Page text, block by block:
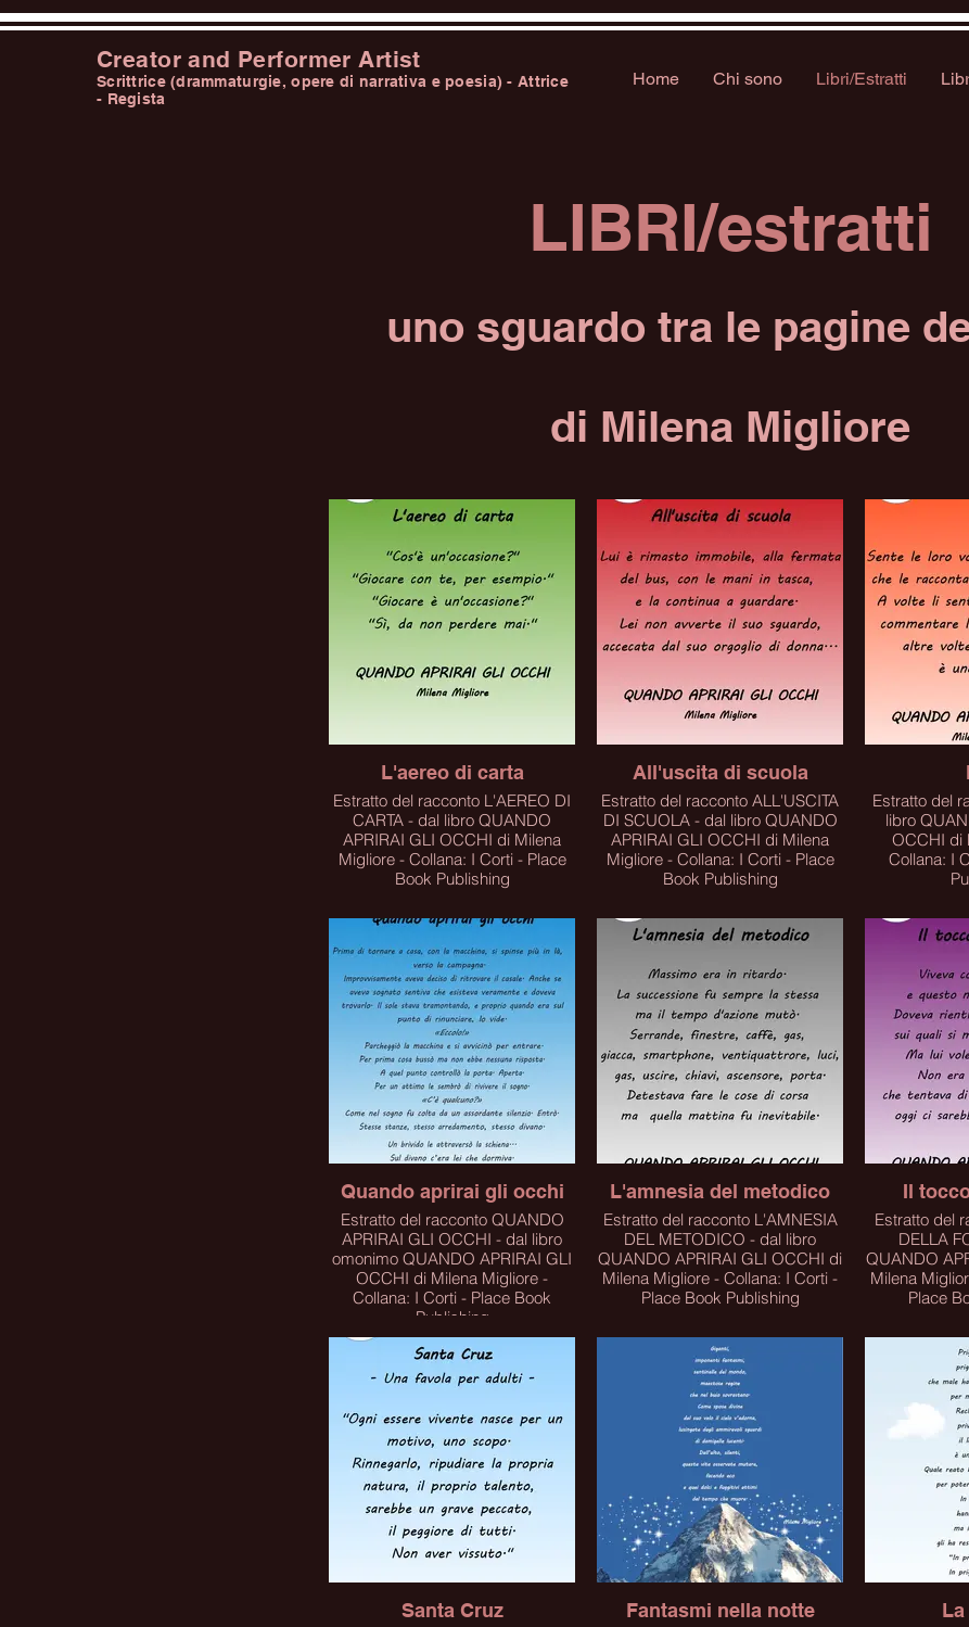
Creator and Performer Artist
Scrittrice (drammaturgie, opere di narrativa e poesia) - Attrice
- Regista
Home Chi sono Libri/Estratti
LIBRI/estratti
uno sguardo tra le pagine
di Milena Migliore
L'aereo di carta
Estratto del racconto L'AEREO DI
CARTA - dal libro QUANDO
APRIRAI GLI OCCHI di Milena
Migliore - Collana: I Corti - Place
Book Publishing
PER ACQUISTARE IL LIBRO
Click
All'uscita di scuola
Estratto del racconto ALL'USCITA
DI SCUOLA - dal libro QUANDO
APRIRAI GLI OCCHI di Milena
Migliore - Collana: I Corti - Place
Book Publishing
PER ACQUISTARE IL LIBRO
CLICCA SUL LINK
Click
Estratto del
libro
OCCHI di
Collana: I Corti -
PER
Quando aprirai gli occhi
Estratto del racconto QUANDO
APRIRAI GLI OCCHI - dal libro
omonimo QUANDO APRIRAI GLI
OCCHI di Milena Migliore -
Collana: I Corti - Place Book
Publishing
PER ACQUISTARE IL LIBRO
CLICCA SUL LINK
Click
L'amnesia del metodico
Estratto del racconto L'AMNESIA
DEL METODICO - dal libro
QUANDO APRIRAI GLI OCCHI di
Milena Migliore - Collana: I Corti -
Place Book Publishing
PER ACQUISTARE IL LIBRO
CLICCA SUL LINK
Click
Il
Estratto del
DELLA
QUANDO
Milena
Place
PER
Santa Cruz Fantasmi nella notte